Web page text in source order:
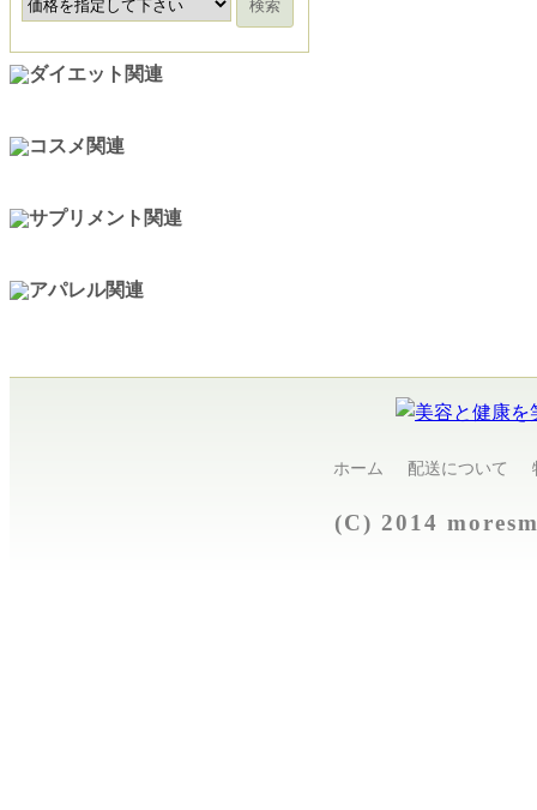
ホーム 配送について
(C) 2014